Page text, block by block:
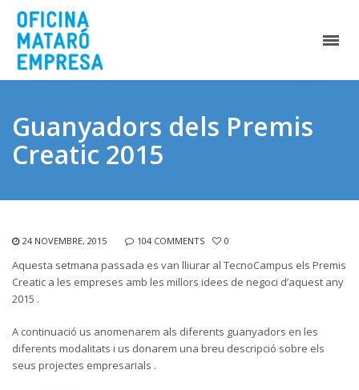
Guanyadors dels Premis
Creatic 2015
24 NOVEMBRE, 2015 104 COMMENTS 0
Aquesta setmana passada es van lliurar al TecnoCampus els Premis
Creatic a les empreses amb les millors idees de negoci d’aquest any
2015 .
A continuació us anomenarem als diferents guanyadors en les
diferents modalitats i us donarem una breu descripció sobre els
seus projectes empresarials .